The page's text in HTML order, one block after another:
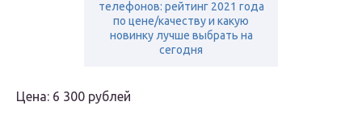
телефонов: рейтинг 2021 года
по цене/качеству и какую
новинку лучше выбрать на
сегодня
Цена: 6 300 рублей